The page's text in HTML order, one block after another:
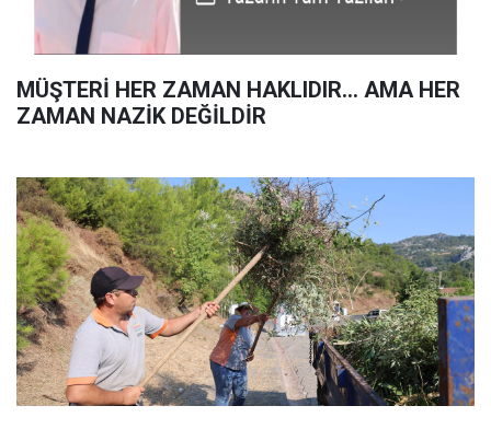
MÜŞTERİ HER ZAMAN HAKLIDIR… AMA HER
ZAMAN NAZİK DEĞİLDİR